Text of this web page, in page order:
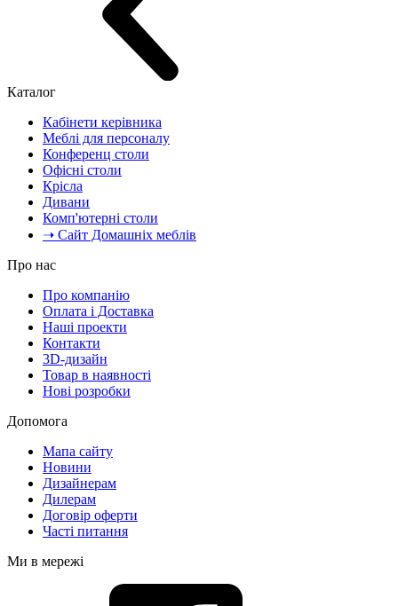
Каталог
Кабінети керівника
Меблі для персоналу
Конференц столи
Офісні столи
Крісла
Дивани
Комп'ютерні столи
➝ Сайт Домашніх меблів
Про нас
Про компанію
Оплата і Доставка
Наші проекти
Контакти
3D-дизайн
Товар в наявності
Нові розробки
Допомога
Мапа сайту
Новини
Дизайнерам
Дилерам
Договір оферти
Часті питання
Ми в мережі